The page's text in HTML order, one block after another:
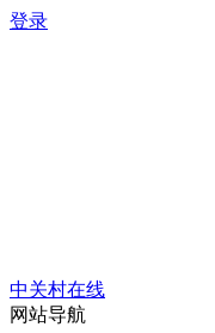
登录
中关村在线
网站导航